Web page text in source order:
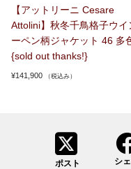
【アットリーニ Cesare
Attolini】秋冬千鳥格子ウイ
ーペン柄ジャケット 46 多
{sold out thanks!}
¥141,900 （税込み）
ポスト シ